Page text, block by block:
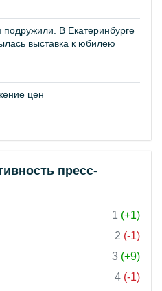
В Екатеринбурге
выставка к юбилею
цен
пресс-
1 (+1)
2 (-1)
3 (+9)
4 (-1)